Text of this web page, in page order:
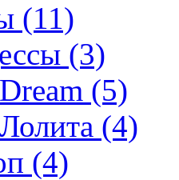
(11)
(3)
(5)
(4)
(4)